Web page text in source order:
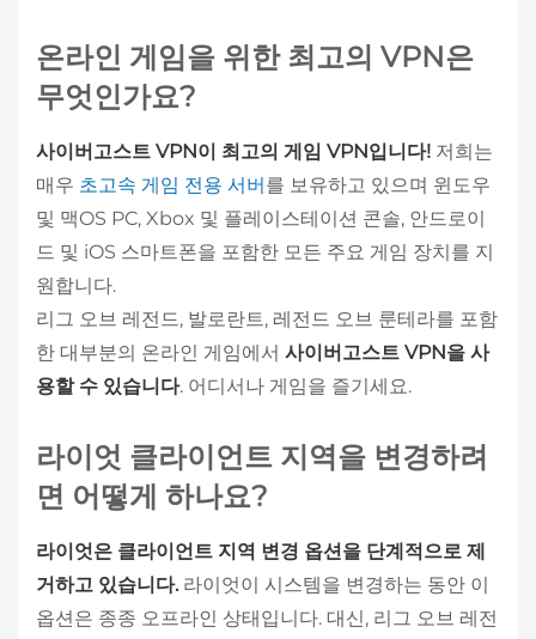
온라인 게임을 위한 최고의 VPN은
무엇인가요?
사이버고스트 VPN이 최고의 게임 VPN입니다! 저희는
매우 초고속 게임 전용 서버를 보유하고 있으며 윈도우
및 맥OS PC, Xbox 및 플레이스테이션 콘솔, 안드로이
드 및 iOS 스마트폰을 포함한 모든 주요 게임 장치를 지
원합니다.
리그 오브 레전드, 발로란트, 레전드 오브 룬테라를 포함
한 대부분의 온라인 게임에서 사이버고스트 VPN을 사
용할 수 있습니다. 어디서나 게임을 즐기세요.
라이엇 클라이언트 지역을 변경하려
면 어떻게 하나요?
라이엇은 클라이언트 지역 변경 옵션을 단계적으로 제
거하고 있습니다. 라이엇이 시스템을 변경하는 동안 이
옵션은 종종 오프라인 상태입니다. 대신, 리그 오브 레전